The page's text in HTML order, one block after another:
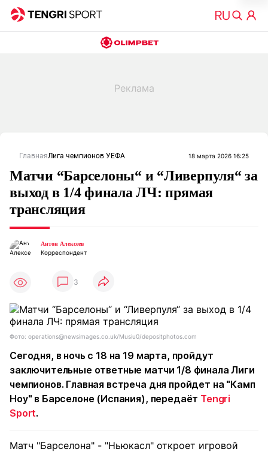
ГлавнаяЛига чемпионов УЕФА 18 марта 2026 16:25
Матчи “Барселоны“ и “Ливерпуля“ за
выход в 1/4 финала ЛЧ: прямая
трансляция
Антон Алексеев
Корреспондент
3
Фото: operations@newsimages.co.uk/Musiu0/depositphotos.com
Сегодня, в ночь с 18 на 19 марта, пройдут
заключительные ответные матчи 1/8 финала Лиги
чемпионов. Главная встреча дня пройдет на "Камп
Ноу" в Барселоне (Испания), передаёт Tengri
Sport.
Матч "Барселона" - "Ньюкасл" откроет игровой